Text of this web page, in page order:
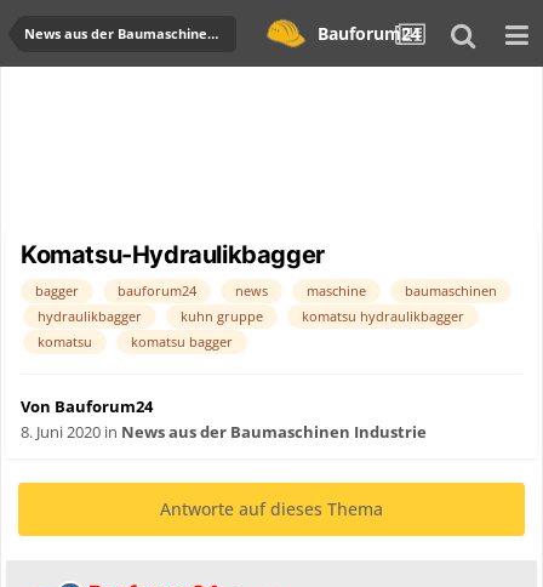
News aus der Baumaschinen Industrie Bauforum24
Komatsu-Hydraulikbagger
bagger bauforum24 news maschine
baumaschinen
hydraulikbagger
kuhn gruppe
komatsu hydraulikbagger
komatsu
komatsu bagger
Von Bauforum24
8. Juni 2020 in News aus der Baumaschinen Industrie
Antworte auf dieses Thema